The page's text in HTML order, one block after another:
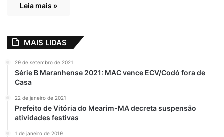
Leia mais »
MAIS LIDAS
29 de setembro de 2021
Série B Maranhense 2021: MAC vence ECV/Codó fora de
Casa
22 de janeiro de 2021
Prefeito de Vitória do Mearim-MA decreta suspensão
atividades festivas
1 de janeiro de 2019